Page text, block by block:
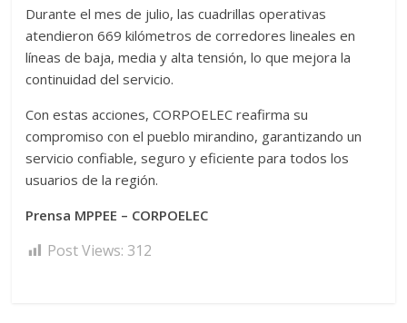
Durante el mes de julio, las cuadrillas operativas
atendieron 669 kilómetros de corredores lineales en
líneas de baja, media y alta tensión, lo que mejora la
continuidad del servicio.
Con estas acciones, CORPOELEC reafirma su
compromiso con el pueblo mirandino, garantizando un
servicio confiable, seguro y eficiente para todos los
usuarios de la región.
Prensa MPPEE – CORPOELEC
Post Views: 312